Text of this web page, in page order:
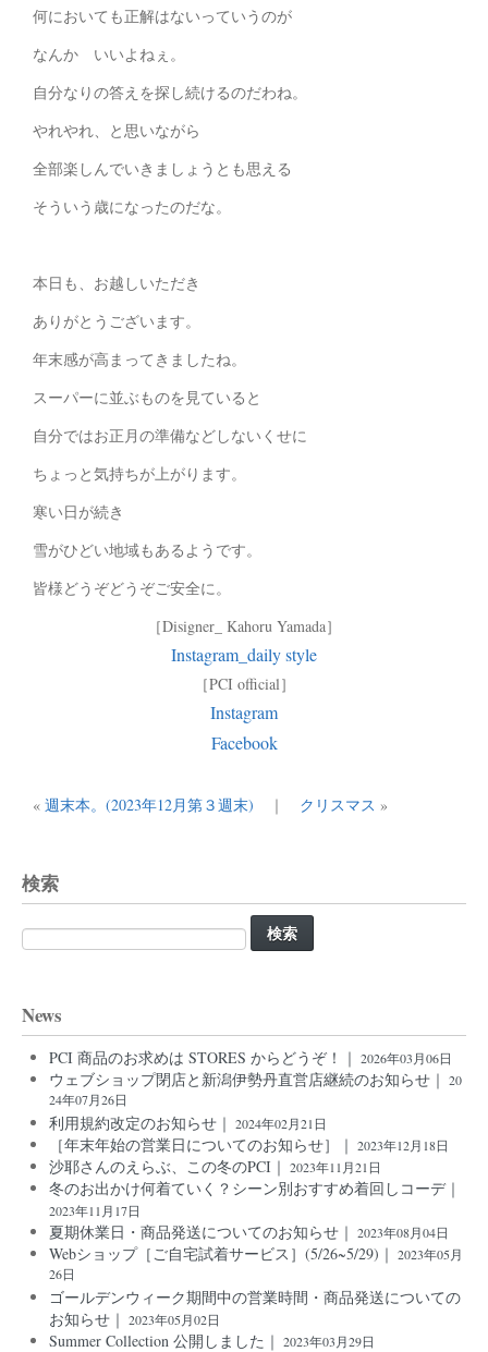
何においても正解はないっていうのが
なんか いいよねぇ。
自分なりの答えを探し続けるのだわね。
やれやれ、と思いながら
全部楽しんでいきましょうとも思える
そういう歳になったのだな。
本日も、お越しいただき
ありがとうございます。
年末感が高まってきましたね。
スーパーに並ぶものを見ていると
自分ではお正月の準備などしないくせに
ちょっと気持ちが上がります。
寒い日が続き
雪がひどい地域もあるようです。
皆様どうぞどうぞご安全に。
［Disigner_ Kahoru Yamada］
Instagram_daily style
［PCI official］
Instagram
Facebook
« 週末本。(2023年12月第３週末) ｜ クリスマス »
検索
検
索:
News
PCI 商品のお求めは STORES からどうぞ！｜ 2026年03月06日
ウェブショップ閉店と新潟伊勢丹直営店継続のお知らせ｜ 20
24年07月26日
利用規約改定のお知らせ｜ 2024年02月21日
［年末年始の営業日についてのお知らせ］｜ 2023年12月18日
沙耶さんのえらぶ、この冬のPCI｜ 2023年11月21日
冬のお出かけ何着ていく？シーン別おすすめ着回しコーデ｜
2023年11月17日
夏期休業日・商品発送についてのお知らせ｜ 2023年08月04日
Webショップ［ご自宅試着サービス］(5/26~5/29)｜ 2023年05月
26日
ゴールデンウィーク期間中の営業時間・商品発送についての
お知らせ｜ 2023年05月02日
Summer Collection 公開しました｜ 2023年03月29日